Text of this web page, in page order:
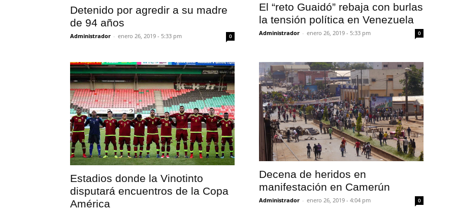
Detenido por agredir a su madre
de 94 años
Administrador - enero 26, 2019 - 5:33 pm 0
El “reto Guaidó” rebaja con burlas
la tensión política en Venezuela
Administrador - enero 26, 2019 - 5:33 pm 0
Estadios donde la Vinotinto
disputará encuentros de la Copa
América
Decena de heridos en
manifestación en Camerún
Administrador - enero 26, 2019 - 4:04 pm 0